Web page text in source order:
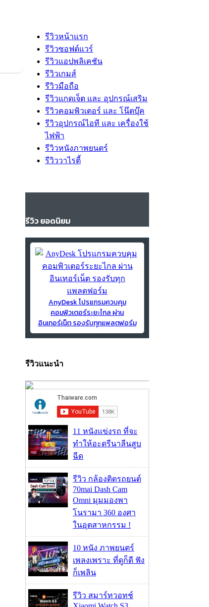
รีวิวหน้าแรก
รีวิวซอฟต์แวร์
รีวิวแอปพลิเคชัน
รีวิวเกมส์
รีวิวมือถือ
รีวิวแกดเจ็ต และ อุปกรณ์เสริม
รีวิวคอมพิวเตอร์ และ โน๊ตบุ๊ค
รีวิวอุปกรณ์ไอที และ เครื่องใช้
ไฟฟ้า
รีวิวหนังภาพยนตร์
รีวิววาไรตี้
รีวิว ยอดนิยม
AnyDesk โปรแกรมควบคุม
คอมพิวเตอร์ระยะไกล ผ่าน
อินเทอร์เน็ต รองรับทุกแพลตฟอร์ม
รีวิวแนะนำ
11 หนังแข่งรถ ที่จะ
ทำให้อะดรีนาลีนสูบ
ฉีด
รีวิว กล้องติดรถยนต์
70mai Dash Cam
Omni มุมมองพา
โนรามา 360 องศา
ในอุตสาหกรรม !
10 หนัง ภาพยนตร์
เพลงเพราะ ที่ดูก็ดี ฟัง
ก็เพลิน
รีวิว สมาร์ทวอทช์